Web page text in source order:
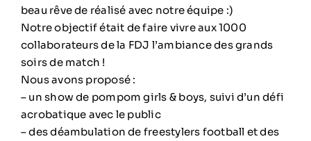
beau rêve de réalisé avec notre équipe :)
Notre objectif était de faire vivre aux 1000
collaborateurs de la FDJ l’ambiance des grands
soirs de match !
Nous avons proposé :
– un show de pompom girls & boys, suivi d’un défi
acrobatique avec le public
– des déambulation de freestylers football et des